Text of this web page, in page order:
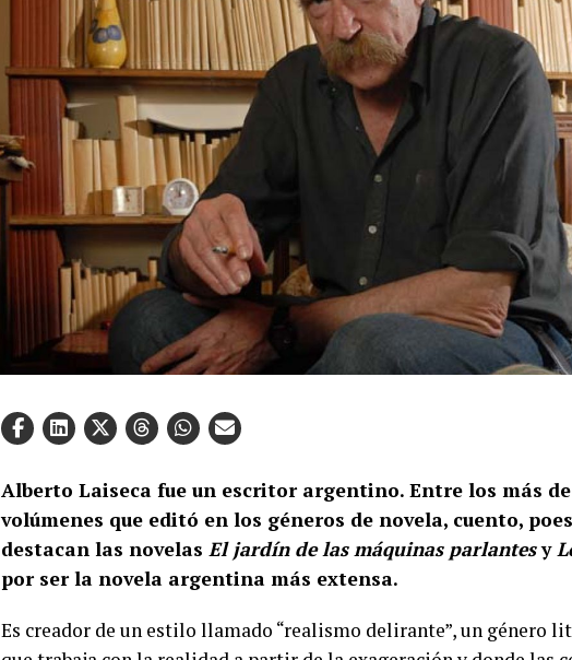
Alberto Laiseca ​fue un escritor argentino. Entre los más
volúmenes que editó en los géneros de novela, cuento,
destacan las novelas El jardín de las máquinas parlantesy
por ser la novela argentina más extensa.
Es creador de un estilo llamado “realismo delirante”, un género